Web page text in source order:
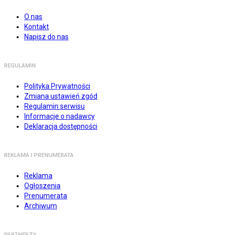
O nas
Kontakt
Napisz do nas
REGULAMIN
Polityka Prywatności
Zmiana ustawień zgód
Regulamin serwisu
Informacje o nadawcy
Deklaracja dostępności
REKLAMA I PRENUMERATA
Reklama
Ogłoszenia
Prenumerata
Archiwum